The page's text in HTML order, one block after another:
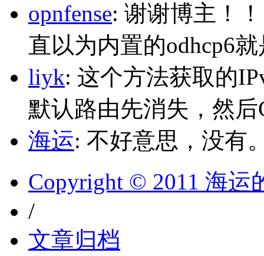
opnfense: 谢谢博主！
直以为内置的odhcp6
liyk: 这个方法获取的
默认路由先消失，然
海运: 不好意思，没有
Copyright © 2011 海运
/
文章归档